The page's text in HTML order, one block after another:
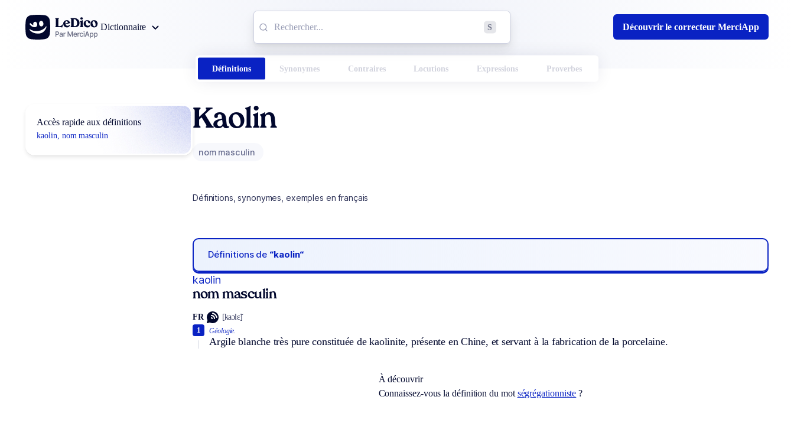
Aller au contenu
Dictionnaire
S Découvrir le correcteur MerciApp
Définitions Synonymes Contraires Locutions Expressions Proverbes
Accès rapide aux définitions
kaolin, nom masculin
Kaolin
nom masculin
Définitions, synonymes, exemples en français
Définitions de “kaolin“
kaolin
nom masculin
FR [kaɔlɛ̃]
Géologie.
Argile blanche très pure constituée de kaolinite, présente en Chine, et servant à la fabrication de la porcelaine.
1
À découvrir
Connaissez-vous la définition du mot ségrégationniste ?